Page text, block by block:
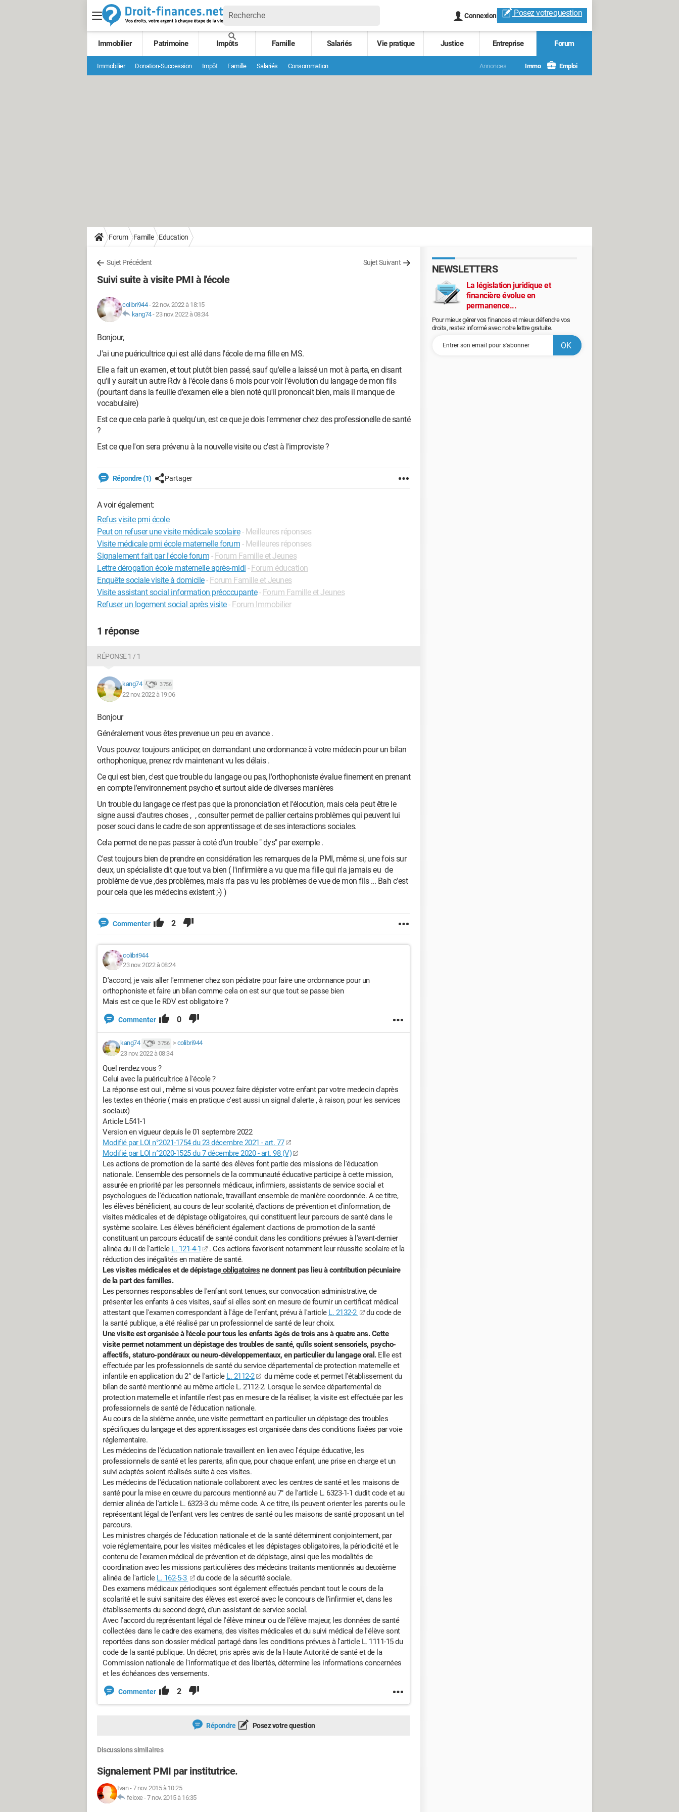
Connexion Posez votrequestion
Immobilier Patrimoine Impôts Famille Salariés Vie pratique Justice Entreprise Forum
Immobilier Donation-Succession Impôt Famille Salariés Consommation Annonces Immo Emploi
Forum Famille Education
Sujet Précédent Sujet Suivant
Suivi suite à visite PMI à l'école
colibri944-22 nov. 2022 à 18:15
kang74-23 nov. 2022 à 08:34
Bonjour,
J'ai une puéricultrice qui est allé dans l'école de ma fille en MS.
Elle a fait un examen, et tout plutôt bien passé, sauf qu'elle a laissé un mot à parta, en disant
qu'il y aurait un autre Rdv à l'école dans 6 mois pour voir l'évolution du langage de mon fils
(pourtant dans la feuille d'examen elle a bien noté qu'il prononcait bien, mais il manque de
vocabulaire)
Est ce que cela parle à quelqu'un, est ce que je dois l'emmener chez des professionelle de santé
?
Est ce que l'on sera prévenu à la nouvelle visite ou c'est à l'improviste ?
Répondre (1) Partager
A voir également:
Refus visite pmi école
Peut on refuser une visite médicale scolaire - Meilleures réponses
Visite médicale pmi école maternelle forum - Meilleures réponses
Signalement fait par l'école forum - Forum Famille et Jeunes
Lettre dérogation école maternelle après-midi - Forum éducation
Enquête sociale visite à domicile- Forum Famille et Jeunes
Visite assistant social information préoccupante - Forum Famille et Jeunes
Refuser un logement social après visite- Forum Immobilier
1 réponse
RÉPONSE 1 / 1
kang74 3 756
22 nov. 2022 à 19:06
Bonjour
Généralement vous êtes prevenue un peu en avance .
Vous pouvez toujours anticiper, en demandant une ordonnance à votre médecin pour un bilan
orthophonique, prenez rdv maintenant vu les délais .
Ce qui est bien, c'est que trouble du langage ou pas, l'orthophoniste évalue finement en prenant
en compte l'environnement psycho et surtout aide de diverses manières
Un trouble du langage ce n'est pas que la prononciation et l'élocution, mais cela peut être le
signe aussi d'autres choses , , consulter permet de pallier certains problèmes qui peuvent lui
poser souci dans le cadre de son apprentissage et de ses interactions sociales.
Cela permet de ne pas passer à coté d'un trouble " dys" par exemple .
C'est toujours bien de prendre en considération les remarques de la PMI, même si, une fois sur
deux, un spécialiste dit que tout va bien ( l'infirmière a vu que ma fille qui n'a jamais eu de
problème de vue ,des problèmes, mais n'a pas vu les problèmes de vue de mon fils ... Bah c'est
pour cela que les médecins existent ;-) )
Commenter 2
colibri944
23 nov. 2022 à 08:24
D'accord, je vais aller l'emmener chez son pédiatre pour faire une ordonnance pour un
orthophoniste et faire un bilan comme cela on est sur que tout se passe bien
Mais est ce que le RDV est obligatoire ?
Commenter 0
kang74 3 756 > colibri944
23 nov. 2022 à 08:34
Quel rendez vous ?
Celui avec la puéricultrice à l'école ?
La réponse est oui , même si vous pouvez faire dépister votre enfant par votre medecin d'après
les textes en théorie ( mais en pratique c'est aussi un signal d'alerte , à raison, pour les services
sociaux)
Article L541-1
Version en vigueur depuis le 01 septembre 2022
Modifié par LOI n°2021-1754 du 23 décembre 2021 - art. 77
Modifié par LOI n°2020-1525 du 7 décembre 2020 - art. 98 (V)
Les actions de promotion de la santé des élèves font partie des missions de l'éducation
nationale. L'ensemble des personnels de la communauté éducative participe à cette mission,
assurée en priorité par les personnels médicaux, infirmiers, assistants de service social et
psychologues de l'éducation nationale, travaillant ensemble de manière coordonnée. A ce titre,
les élèves bénéficient, au cours de leur scolarité, d'actions de prévention et d'information, de
visites médicales et de dépistage obligatoires, qui constituent leur parcours de santé dans le
système scolaire. Les élèves bénéficient également d'actions de promotion de la santé
constituant un parcours éducatif de santé conduit dans les conditions prévues à l'avant-dernier
alinéa du II de l'article L. 121-4-1
. Ces actions favorisent notamment leur réussite scolaire et la
réduction des inégalités en matière de santé.
Les visites médicales et de dépistageobligatoires ne donnent pas lieu à contribution pécuniaire
de la part des familles.
Les personnes responsables de l'enfant sont tenues, sur convocation administrative, de
présenter les enfants à ces visites, sauf si elles sont en mesure de fournir un certificat médical
attestant que l'examen correspondant à l'âge de l'enfant, prévu à l'article L. 2132-2
du code de
la santé publique, a été réalisé par un professionnel de santé de leur choix.
Une visite est organisée à l'école pour tous les enfants âgés de trois ans à quatre ans. Cette
visite permet notamment un dépistage des troubles de santé, qu'ils soient sensoriels, psycho-
affectifs, staturo-pondéraux ou neuro-développementaux, en particulier du langage oral.Elle est
effectuée par les professionnels de santé du service départemental de protection maternelle et
infantile en application du 2° de l'article L. 2112-2
du même code et permet l'établissement du
bilan de santé mentionné au même article L. 2112-2. Lorsque le service départemental de
protection maternelle et infantile n'est pas en mesure de la réaliser, la visite est effectuée par les
professionnels de santé de l'éducation nationale.
Au cours de la sixième année, une visite permettant en particulier un dépistage des troubles
spécifiques du langage et des apprentissages est organisée dans des conditions fixées par voie
réglementaire.
Les médecins de l'éducation nationale travaillent en lien avec l'équipe éducative, les
professionnels de santé et les parents, afin que, pour chaque enfant, une prise en charge et un
suivi adaptés soient réalisés suite à ces visites.
Les médecins de l'éducation nationale collaborent avec les centres de santé et les maisons de
santé pour la mise en œuvre du parcours mentionné au 7° de l'article L. 6323-1-1 dudit code et au
dernier alinéa de l'article L. 6323-3 du même code. A ce titre, ils peuvent orienter les parents ou le
représentant légal de l'enfant vers les centres de santé ou les maisons de santé proposant un tel
parcours.
Les ministres chargés de l'éducation nationale et de la santé déterminent conjointement, par
voie réglementaire, pour les visites médicales et les dépistages obligatoires, la périodicité et le
contenu de l'examen médical de prévention et de dépistage, ainsi que les modalités de
coordination avec les missions particulières des médecins traitants mentionnés au deuxième
alinéa de l'article L. 162-5-3
du code de la sécurité sociale.
Des examens médicaux périodiques sont également effectués pendant tout le cours de la
scolarité et le suivi sanitaire des élèves est exercé avec le concours de l'infirmier et, dans les
établissements du second degré, d'un assistant de service social.
Avec l'accord du représentant légal de l'élève mineur ou de l'élève majeur, les données de santé
collectées dans le cadre des examens, des visites médicales et du suivi médical de l'élève sont
reportées dans son dossier médical partagé dans les conditions prévues à l'article L. 1111-15 du
code de la santé publique. Un décret, pris après avis de la Haute Autorité de santé et de la
Commission nationale de l'informatique et des libertés, détermine les informations concernées
et les échéances des versements.
Commenter 2
Répondre Posez votre question
Discussions similaires
Signalement PMI par institutrice.
Ivan-7 nov. 2015 à 10:25
feloxe-7 nov. 2015 à 16:35
NEWSLETTERS
La législation juridique et
financière évolue en
permanence...
Pour mieux gérer vos finances et mieux défendre vos
droits, restez informé avec notre lettre gratuite.